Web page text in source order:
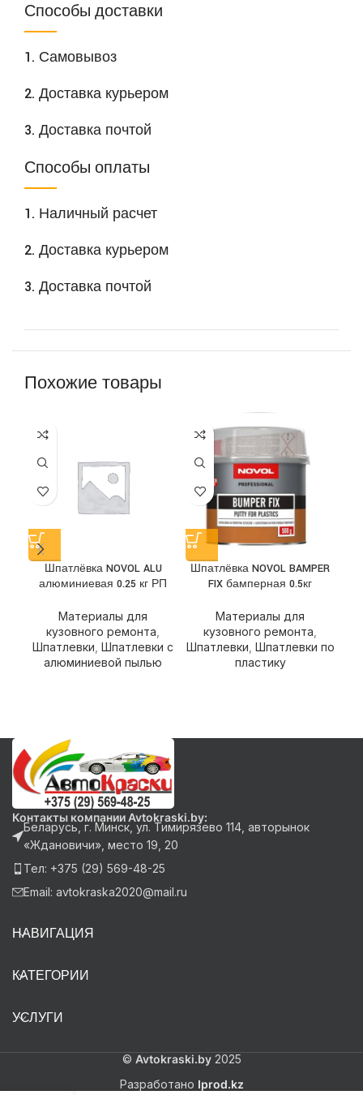
Способы доставки
1. Самовывоз
2. Доставка курьером
3. Доставка почтой
Способы оплаты
1. Наличный расчет
2. Доставка курьером
3. Доставка почтой
Похожие товары
Шпатлёвка NOVOL ALU
алюминиевая 0.25 кг РП
Материалы для
кузовного ремонта
Шпатлевки Шпатлевки с
алюминиевой пылью
Шпатлёвка NOVOL BAMPER
FIX бамперная 0.5кг
Материалы для
кузовного ремонта
Шпатлевки Шпатлевки по
пластику
Контакты компании Avtokraski.by:
Беларусь, г. Минск, ул. Тимирязево 114, авторынок
«Ждановичи», место 19, 20
Тел: +375 (29) 569-48-25
Email: avtokraska2020@mail.ru
НАВИГАЦИЯ
КАТЕГОРИИ
УСЛУГИ
© Avtokraski.by2025
Разработано Iprod.kz